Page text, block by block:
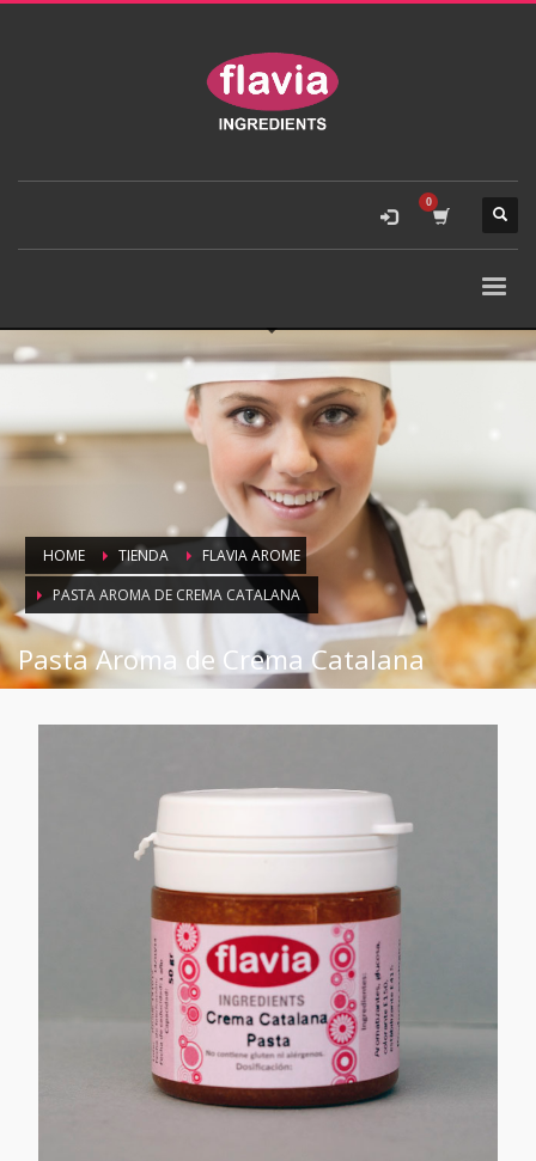
HOME TIENDA
FLAVIA AROME
PASTA AROMA DE CREMA CATALANA
Pasta Aroma de Crema Catalana